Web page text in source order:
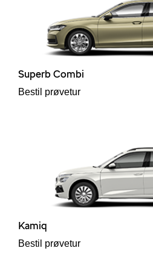
Superb Combi
Bestil prøvetur
Kamiq
Bestil prøvetur